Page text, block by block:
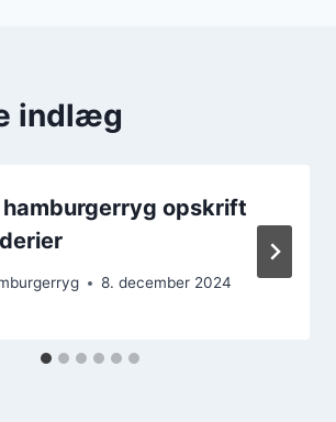
indlæg
opskrift
8. december 2024